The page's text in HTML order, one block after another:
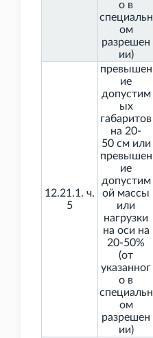
о в
специальн
ом
разрешен
ии)
12.21.1. ч.
5
превышен
ие
допустим
ых
габаритов
на 20-
50 см или
превышен
ие
допустим
ой массы
или
нагрузки
на оси на
20-50%
(от
указанног
о в
специальн
ом
разрешен
ии)